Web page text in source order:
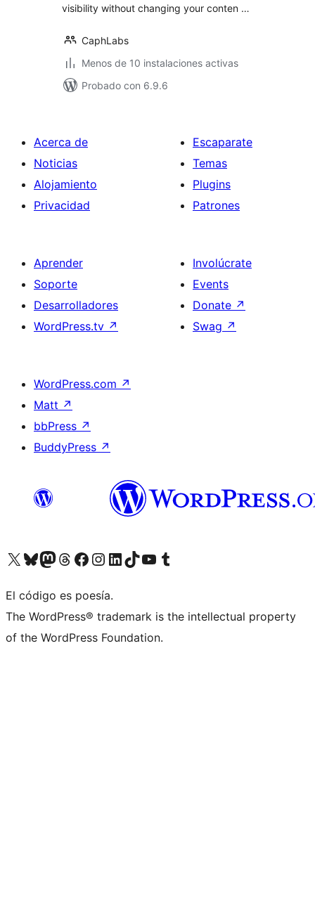
visibility without changing your conten …
CaphLabs
Menos de 10 instalaciones activas
Probado con 6.9.6
Acerca de
Noticias
Alojamiento
Privacidad
Escaparate
Temas
Plugins
Patrones
Aprender
Soporte
Desarrolladores
WordPress.tv ↗
Involúcrate
Events
Donate ↗
Swag ↗
WordPress.com ↗
Matt ↗
bbPress ↗
BuddyPress ↗
Visit our X (formerly Twitter) account
Visit our Bluesky account
Visit our Mastodon account
Visit our Threads account
Visita nuestra página de Facebook
Visita nuestra cuenta de Instagram
Visita nuestra cuenta de LinkedIn
Visit our TikTok account
Visita nuestro canal de YouTube
Visit our Tumblr account
El código es poesía.
The WordPress® trademark is the intellectual property
of the WordPress Foundation.